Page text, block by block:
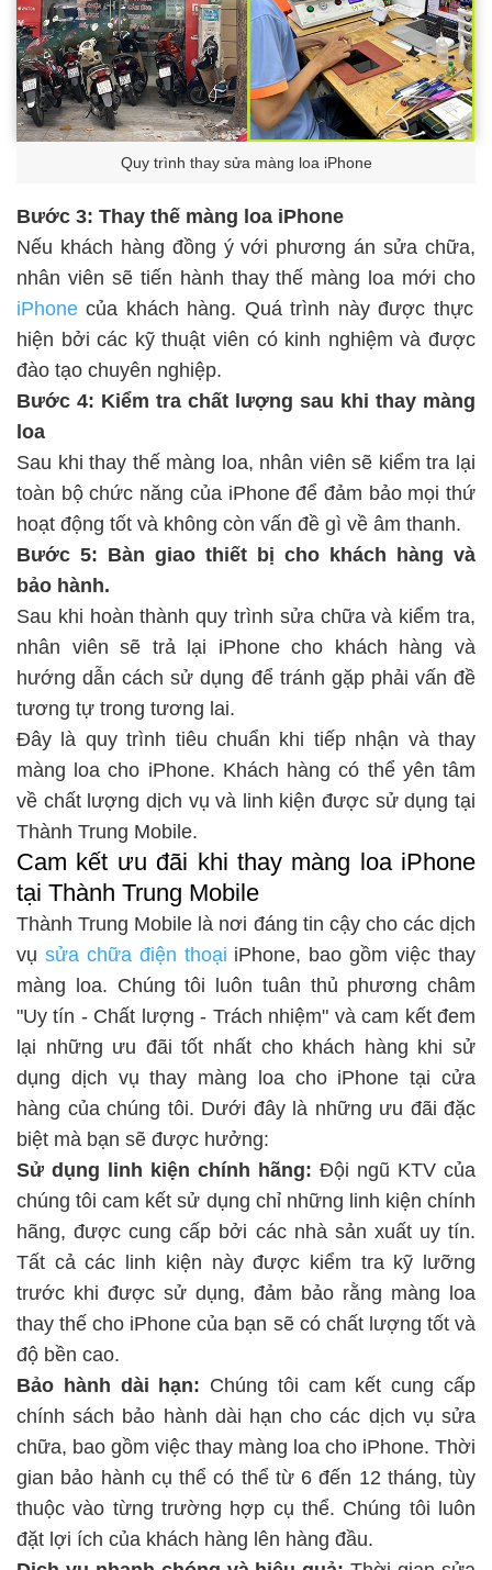
Quy trình thay sửa màng loa iPhone
Bước 3: Thay thế màng loa iPhone
Nếu khách hàng đồng ý với phương án sửa chữa,
nhân viên sẽ tiến hành thay thế màng loa mới cho
iPhonecủa khách hàng. Quá trình này được thực
hiện bởi các kỹ thuật viên có kinh nghiệm và được
đào tạo chuyên nghiệp.
Bước 4: Kiểm tra chất lượng sau khi thay màng
loa
Sau khi thay thế màng loa, nhân viên sẽ kiểm tra lại
toàn bộ chức năng của iPhone để đảm bảo mọi thứ
hoạt động tốt và không còn vấn đề gì về âm thanh.
Bước 5: Bàn giao thiết bị cho khách hàng và
bảo hành.
Sau khi hoàn thành quy trình sửa chữa và kiểm tra,
nhân viên sẽ trả lại iPhone cho khách hàng và
hướng dẫn cách sử dụng để tránh gặp phải vấn đề
tương tự trong tương lai.
Đây là quy trình tiêu chuẩn khi tiếp nhận và thay
màng loa cho iPhone. Khách hàng có thể yên tâm
về chất lượng dịch vụ và linh kiện được sử dụng tại
Thành Trung Mobile.
Cam kết ưu đãi khi thay màng loa iPhone
tại Thành Trung Mobile
Thành Trung Mobile là nơi đáng tin cậy cho các dịch
vụ sửa chữa điện thoại iPhone, bao gồm việc thay
màng loa. Chúng tôi luôn tuân thủ phương châm
"Uy tín - Chất lượng - Trách nhiệm" và cam kết đem
lại những ưu đãi tốt nhất cho khách hàng khi sử
dụng dịch vụ thay màng loa cho iPhone tại cửa
hàng của chúng tôi. Dưới đây là những ưu đãi đặc
biệt mà bạn sẽ được hưởng:
Sử dụng linh kiện chính hãng: Đội ngũ KTV của
chúng tôi cam kết sử dụng chỉ những linh kiện chính
hãng, được cung cấp bởi các nhà sản xuất uy tín.
Tất cả các linh kiện này được kiểm tra kỹ lưỡng
trước khi được sử dụng, đảm bảo rằng màng loa
thay thế cho iPhone của bạn sẽ có chất lượng tốt và
độ bền cao.
Bảo hành dài hạn: Chúng tôi cam kết cung cấp
chính sách bảo hành dài hạn cho các dịch vụ sửa
chữa, bao gồm việc thay màng loa cho iPhone. Thời
gian bảo hành cụ thể có thể từ 6 đến 12 tháng, tùy
thuộc vào từng trường hợp cụ thể. Chúng tôi luôn
đặt lợi ích của khách hàng lên hàng đầu.